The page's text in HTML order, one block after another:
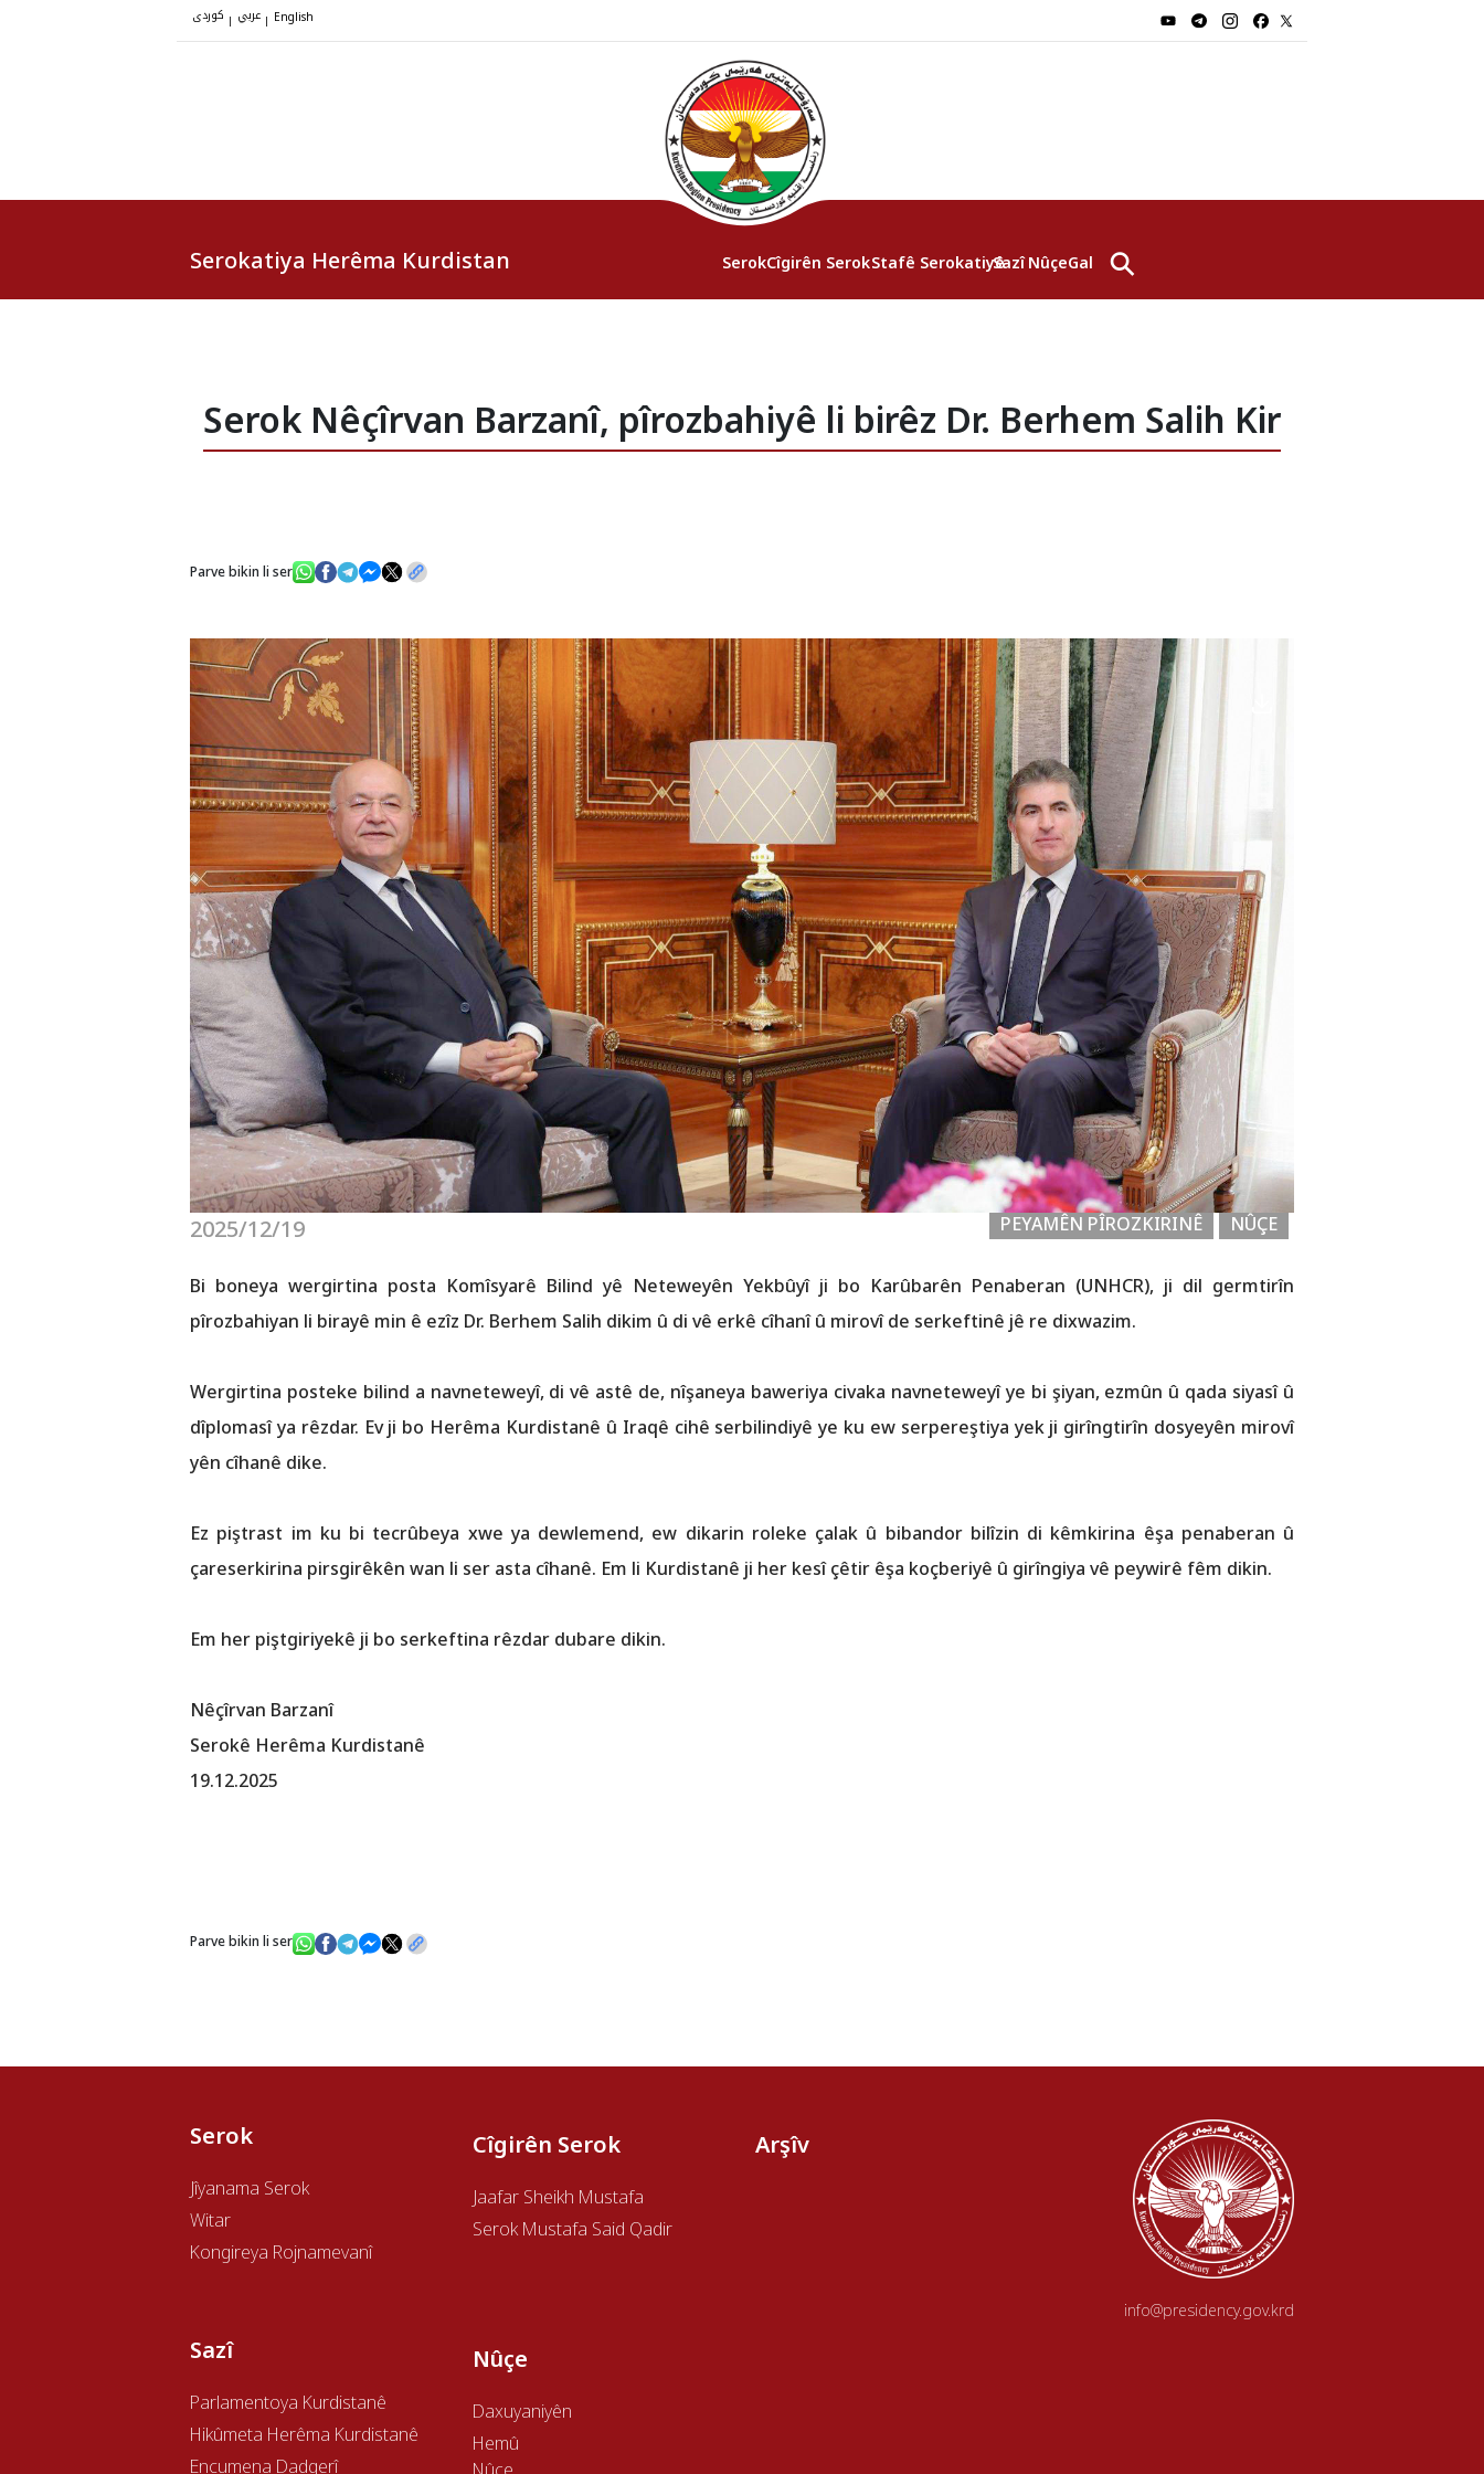
| | English
Serokatiya Herêma Kurdistan SerokCîgirên SerokStafê SerokatiyêSazî NûçeGalerî⚲
Serok Nêçîrvan Barzanî, pîrozbahiyê li birêz Dr. Berhem Salih Kir
Parve bikin li ser
2025/12/19 NÛÇE
PEYAMÊN PÎROZKIRINÊ
Bi boneya wergirtina posta Komîsyarê Bilind yê Neteweyên Yekbûyî ji bo Karûbarên Penaberan (UNHCR), ji dil germtirîn
pîrozbahiyan li birayê min ê ezîz Dr. Berhem Salih dikim û di vê erkê cîhanî û mirovî de serkeftinê jê re dixwazim.
Wergirtina posteke bilind a navneteweyî, di vê astê de, nîşaneya baweriya civaka navneteweyî ye bi şiyan, ezmûn û qada siyasî û
dîplomasî ya rêzdar. Ev ji bo Herêma Kurdistanê û Iraqê cihê serbilindiyê ye ku ew serpereştiya yek ji girîngtirîn dosyeyên mirovî
yên cîhanê dike.
Ez piştrast im ku bi tecrûbeya xwe ya dewlemend, ew dikarin roleke çalak û bibandor bilîzin di kêmkirina êşa penaberan û
çareserkirina pirsgirêkên wan li ser asta cîhanê. Em li Kurdistanê ji her kesî çêtir êşa koçberiyê û girîngiya vê peywirê fêm dikin.
Em her piştgiriyekê ji bo serkeftina rêzdar dubare dikin.
Nêçîrvan Barzanî
Serokê Herêma Kurdistanê
19.12.2025
Parve bikin li ser
Serok
Jîyanama Serok
Witar
Kongireya Rojnamevanî
Sazî
Parlamentoya Kurdistanê
Hikûmeta Herêma Kurdistanê
Encumena Dadgerî
Cîgirên Serok
Jaafar Sheikh Mustafa
Serok Mustafa Said Qadir
Nûçe
Daxuyaniyên
Hemû
Arşîv
info@presidency.gov.krd